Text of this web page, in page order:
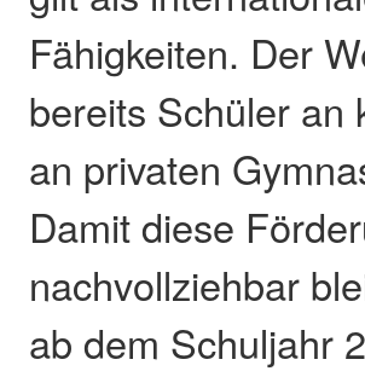
Fähigkeiten. Der
bereits Schüler an
an privaten
Damit diese
nachvollziehbar
ab dem Schuljahr